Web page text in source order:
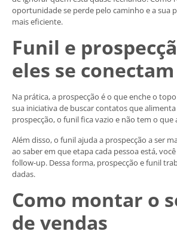
oportunidade se perde pelo caminho e a sua
mais eficiente.
Funil e
eles se conectam
Na prática, a prospecção é o que enche o
sua iniciativa de buscar contatos que
prospecção, o funil fica vazio e não tem o que
Além disso, o funil ajuda a prospecção a ser
ao saber em que etapa cada pessoa está,
follow-up. Dessa forma, prospecção e funil
dadas.
Como montar o
de vendas